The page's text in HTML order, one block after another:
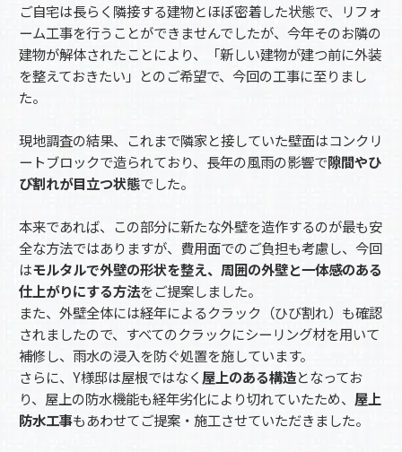
ご自宅は長らく隣接する建物とほぼ密着した状態で、リフォ
ーム工事を行うことができませんでしたが、今年そのお隣の
建物が解体されたことにより、「新しい建物が建つ前に外装
を整えておきたい」とのご希望で、今回の工事に至りまし
た。
現地調査の結果、これまで隣家と接していた壁面はコンクリ
ートブロックで造られており、長年の風雨の影響で隙間やひ
び割れが目立つ状態でした。
本来であれば、この部分に新たな外壁を造作するのが最も安
全な方法ではありますが、費用面でのご負担も考慮し、今回
はモルタルで外壁の形状を整え、周囲の外壁と一体感のある
仕上がりにする方法をご提案しました。
また、外壁全体には経年によるクラック（ひび割れ）も確認
されましたので、すべてのクラックにシーリング材を用いて
補修し、雨水の浸入を防ぐ処置を施しています。
さらに、Y様邸は屋根ではなく屋上のある構造となってお
り、屋上の防水機能も経年劣化により切れていたため、 屋上
防水工事もあわせてご提案・施工させていただきました。